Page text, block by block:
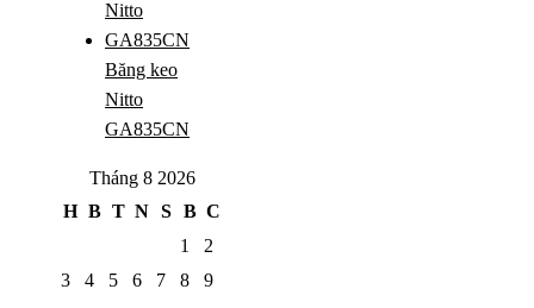
Băng keo
Nitto
GA835CN
Tháng 8 2026
H B T N S B C
1
2
3
4 5 6 7 8
9